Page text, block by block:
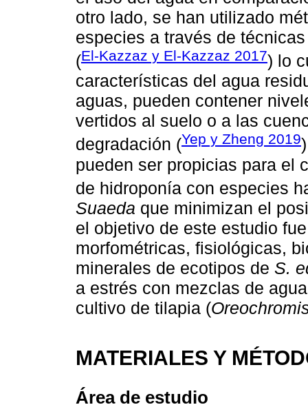
otro lado, se han utilizado
especies a través de
(El-Kazzaz y El-Kazzaz 2017) lo
características del agua
aguas, pueden contener
vertidos al suelo o a las
degradación (Yep y Zheng 2019
pueden ser propicias para el
de hidroponía con especies
Suaeda que minimizan el
el objetivo de este estudio
morfométricas, fisiológicas,
minerales de ecotipos de S.
a estrés con mezclas de
cultivo de tilapia (
MATERIALES Y
Área de estudio